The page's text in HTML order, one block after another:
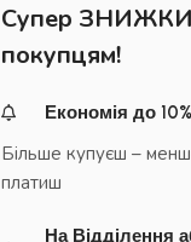
Супер ЗНИЖКИ
покупцям!
Економія до 10%
Більше купуєш –
платиш
На Відділення